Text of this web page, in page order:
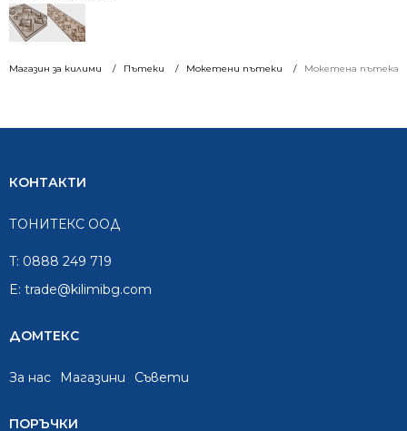
Магазин за килими Пътеки Мокетени пътеки Мокетена пътека
КОНТАКТИ
ТОНИТЕКС ООД
T: 0888 249 719
E: trade@kilimibg.com
ДОМТЕКС
За нас Mагазини Съвети
ПОРЪЧКИ